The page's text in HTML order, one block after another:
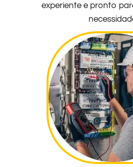
experiente e pronto